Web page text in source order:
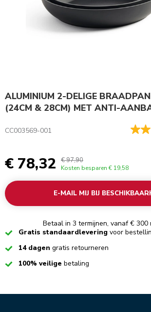
ALUMINIUM 2-DELIGE
(24CM & 28CM) MET ANTI-
CC003569-001
€ 78,32 € 97,90
Kosten besparen € 19,58
E-MAIL MIJ BIJ
Betaal in 3 termijnen, vanaf € 300
CheckedGratis standaardlevering voor
Checked14 dagen gratis retourneren
Checked100% veilige betaling